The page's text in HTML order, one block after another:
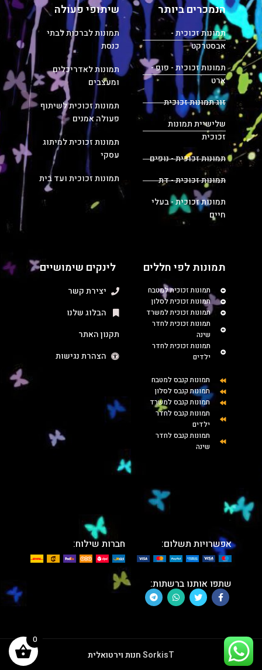
הנמכרים ביותר
תמונות זכוכית -
אבסטרקט
תמונות זכוכית - פופ -
ארט
זוג תמונות זכוכית
שלישיית תמונות
זכוכית
תמונות זכוכית - נופים
תמונות זכוכית - דת
תמונות זכוכית - בעלי
חיים
שיתופי פעולה
תמונות לברכות לבתי
כנסת
תמונות לאדריכלים
ומעצבים
תמונות זכוכית לשיתוף
פעולה אמנים
תמונות זכוכית למיתוג
עסקי
תמונות זכוכית ועד בית
תמונות לפי חללים
תמונות זכוכית למטבח
תמונות זכוכית לסלון
תמונות זכוכית למשרד
תמונות זכוכית לחדר
שינה
תמונות זכוכית לחדר
ילדים
תמונות קנבס למטבח
תמונות קנבס לסלון
תמונות קנבס למשרד
תמונות קנבס לחדר
ילדים
תמונות קנבס לחדר
שינה
לינקים שימושיים
יצירת קשר
הבלוג שלנו
תקנון האתר
הצהרת נגישות
אפשרויות תשלום: חברות שילוח:
שתפו אותנו ברשתות:
SorkisTחנות וירטואלית
0